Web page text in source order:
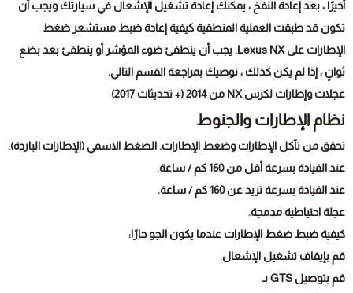
أخيرًا ، بعد إعادة النفخ ، يمكنك إعادة تشغيل الإشعال في سيارتك ويجب أن
تكون قد طبقت العملية المنطقية كيفية إعادة ضبط مستشعر ضغط
الإطارات على Lexus NX. يجب أن ينطفئ ضوء المؤشر أو ينطفئ بعد بضع
ثوانٍ ، إذا لم يكن كذلك ، نوصيك بمراجعة القسم التالي.
عجلات وإطارات لكزس NX من 2014 (+ تحديثات 2017)
نظام الإطارات والجنوط
تحقق من تآكل الإطارات وضغط الإطارات. الضغط الاسمي (الإطارات الباردة):
عند القيادة بسرعة أقل من 160 كم / ساعة.
عند القيادة بسرعة تزيد عن 160 كم / ساعة.
عجلة احتياطية مدمجة.
كيفية ضبط ضغط الإطارات عندما يكون الجو حارًا:
قم بإيقاف تشغيل الإشعال.
قم بتوصيل GTS بـ